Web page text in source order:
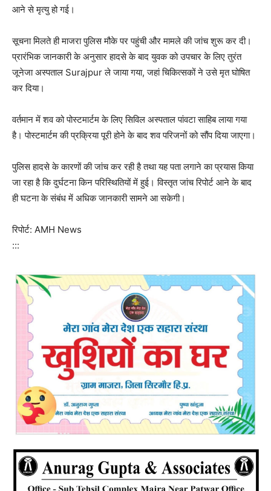
आने से मृत्यु हो गई।
सूचना मिलते ही माजरा पुलिस मौके पर पहुंची और मामले की जांच शुरू कर दी।
प्रारंभिक जानकारी के अनुसार हादसे के बाद युवक को उपचार के लिए तुरंत
जूनेजा अस्पताल Surajpur ले जाया गया, जहां चिकित्सकों ने उसे मृत घोषित
कर दिया।
वर्तमान में शव को पोस्टमार्टम के लिए सिविल अस्पताल पांवटा साहिब लाया गया
है। पोस्टमार्टम की प्रक्रिया पूरी होने के बाद शव परिजनों को सौंप दिया जाएगा।
पुलिस हादसे के कारणों की जांच कर रही है तथा यह पता लगाने का प्रयास किया
जा रहा है कि दुर्घटना किन परिस्थितियों में हुई। विस्तृत जांच रिपोर्ट आने के बाद
ही घटना के संबंध में अधिक जानकारी सामने आ सकेगी।
रिपोर्ट: AMH News
:::